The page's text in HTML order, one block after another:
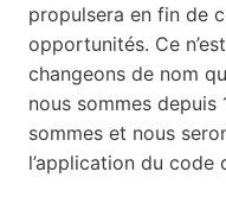
propulsera en fin de
opportunités. Ce
changeons de nom
nous sommes depuis
sommes et nous
l’application du code